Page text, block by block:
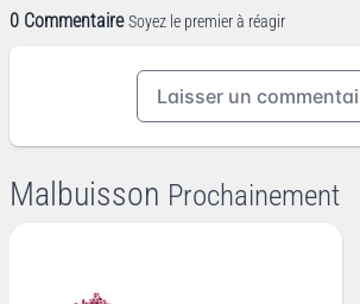
0 Commentaire Soyez le premier à réagir
Laisser un
Malbuisson Prochainement